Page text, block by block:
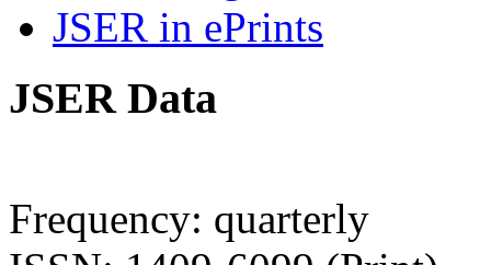
JSER in ePrints
JSER Data
Frequency: quarterly